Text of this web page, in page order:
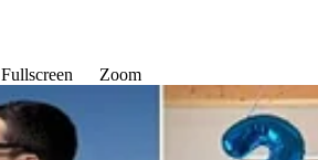
Fullscreen Zoom